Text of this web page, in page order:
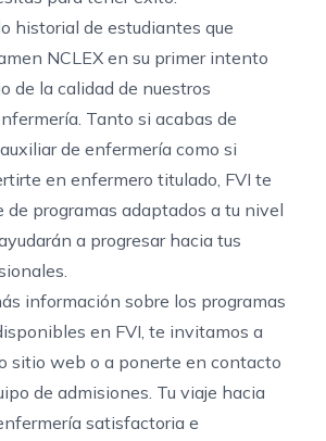
historial de estudiantes que
NCLEX en su primer intento
de la calidad de nuestros
. Tanto si acabas de
de enfermería como si
en enfermero titulado, FVI te
de programas adaptados a tu nivel
a progresar hacia tus
información sobre los programas
en FVI, te invitamos a
sitio web o a ponerte en contacto
de admisiones. Tu viaje hacia
satisfactoria e